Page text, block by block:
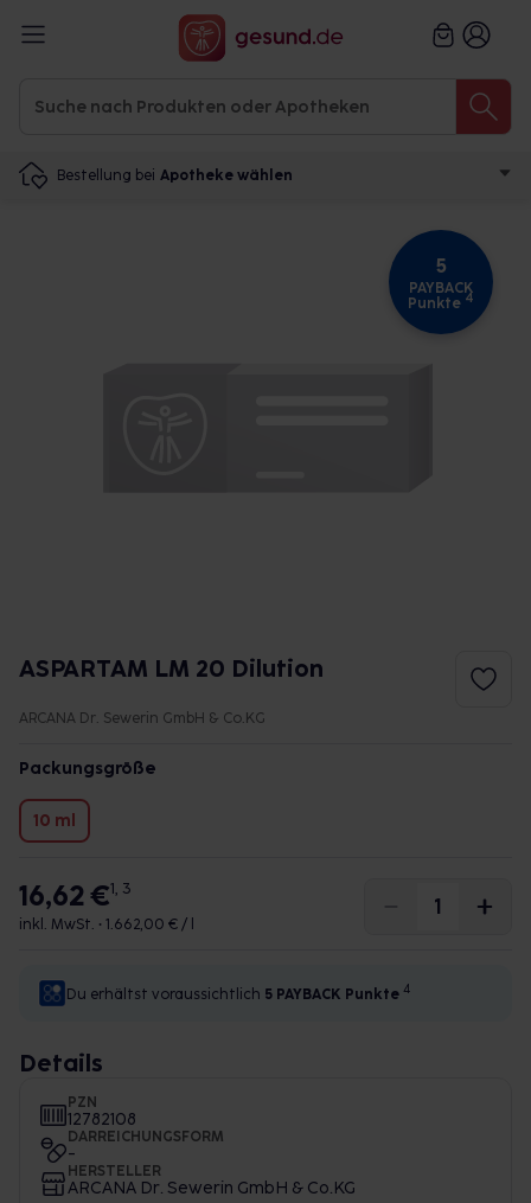
Bestellung bei Apotheke wählen
5
PAYBACK
Punkte 4
ASPARTAM LM 20 Dilution
ARCANA Dr. Sewerin GmbH & Co.KG
Packungsgröße
10 ml
16,62 €1, 3
inkl. MwSt. • 1.662,00 € / l
Du erhältst voraussichtlich 5 PAYBACK Punkte 4
Details
PZN
12782108
DARREICHUNGSFORM
-
HERSTELLER
ARCANA Dr. Sewerin GmbH & Co.KG